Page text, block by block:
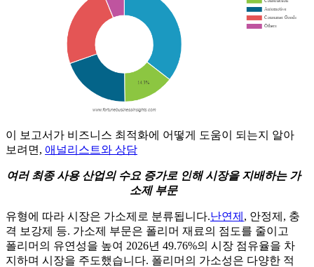
이 보고서가 비즈니스 최적화에 어떻게 도움이 되는지 알아
보려면, 애널리스트와 상담
여러 최종 사용 산업의 수요 증가로 인해 시장을 지배하는 가
소제 부문
유형에 따라 시장은 가소제로 분류됩니다.난연제 , 안정제, 충
격 보강제 등. 가소제 부문은 폴리머 재료의 점도를 줄이고
폴리머의 유연성을 높여 2026년 49.76%의 시장 점유율을 차
지하며 시장을 주도했습니다. 폴리머의 가소성은 다양한 적